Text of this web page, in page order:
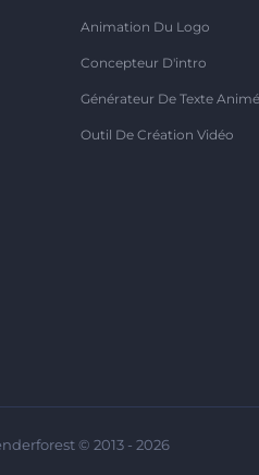
Animation Du Logo
Concepteur D'intro
Générateur De Texte Animé
Outil De Création Vidéo
© 2013 - 2026